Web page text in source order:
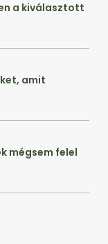
a kiválasztott
amit
mégsem felel